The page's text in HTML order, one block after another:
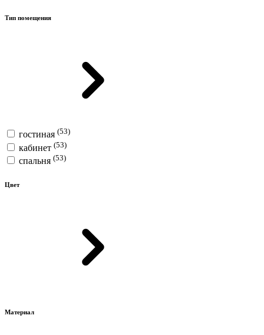
Тип помещения
гостиная (53)
кабинет (53)
спальня (53)
Цвет
Материал